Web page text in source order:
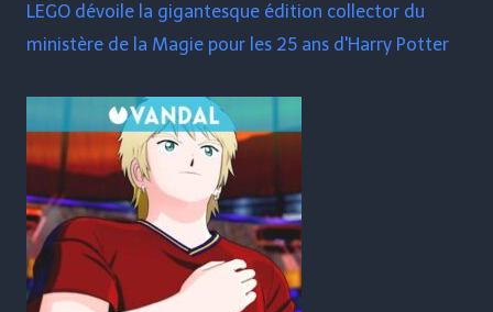
LEGO dévoile la gigantesque édition collector du
ministère de la Magie pour les 25 ans d'Harry Potter